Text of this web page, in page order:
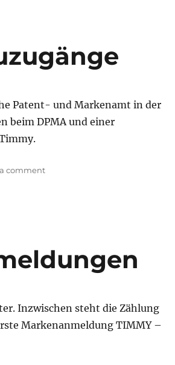
Patent- und Markenamt in der
beim DPMA und einer
commenton
Inzwischen steht die Zählung
Markenanmeldung TIMMY –